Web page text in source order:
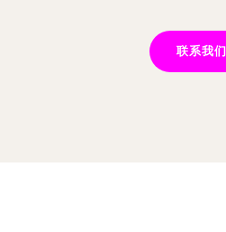
联系我们